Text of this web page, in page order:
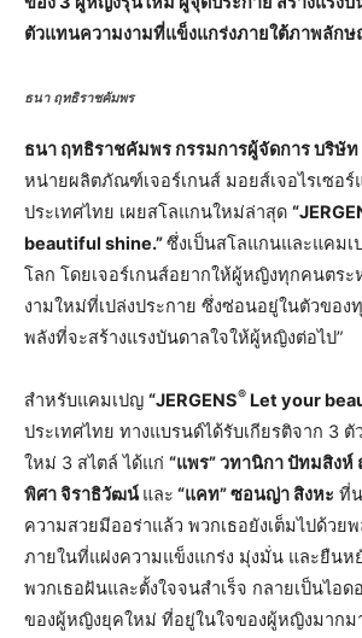
ตัวแทนความงามที่แข็งแกร่งภายใต้ภาพลัก
ธนา ฤทธิราชคัมพร
ธนา ฤทธิราชคัมพร กรรมการผู้จัดการ บริษั
หน่ายผลิตภัณฑ์เจอร์เกนส์ มอยส์เจอไรเซอร์
ประเทศไทย เผยสโลแกนใหม่ล่าสุด
beautiful shine.”ซึ่งเป็นสโลแกนและแคมเ
โลก โดยเจอร์เกนส์อยากให้ผู้หญิงทุกคนตร
งามใหม่ที่เปล่งประกาย ซึ่งซ่อนอยู่ในตัวของ
พลังที่จะสร้างแรงบันดาลใจให้ผู้หญิงต่อไป”
สำหรับแคมเปญ “JERGENS® Let your
ประเทศไทย ทางแบรนด์ได้รับเกียรติจาก 3
ใหม่ 3 สไตล์ ได้แก่ “แพร” วทานิกา ปัทมสิงห์
พิศา จิราธิวัฒน์ และ “แคท” ซอนญ่า สิงหะ ที่
ความสวยมีออร่าแล้ว พวกเธอยังเต็มไปด้วย
ภายในที่แฝงความแข็งแกร่ง มุ่งมั่น และยืนห
พวกเธอฝันและตั้งใจจนสำเร็จ กลายเป็นไอ
ของผู้หญิงยุคใหม่ ที่อยู่ในใจของผู้หญิงมากม